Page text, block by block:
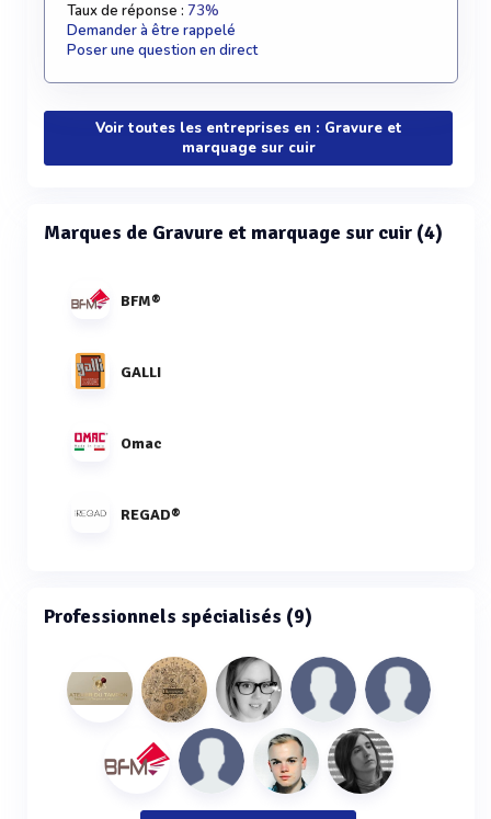
Taux de réponse : 73%
Demander à être rappelé
Poser une question en direct
Voir toutes les entreprises en : Gravure et
marquage sur cuir
Marques de Gravure et marquage sur cuir (4)
BFM®
GALLI
Omac
REGAD®
Professionnels spécialisés (9)